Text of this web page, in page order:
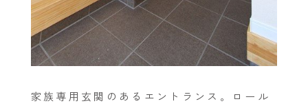
家族専用玄関のあるエントランス。ロール